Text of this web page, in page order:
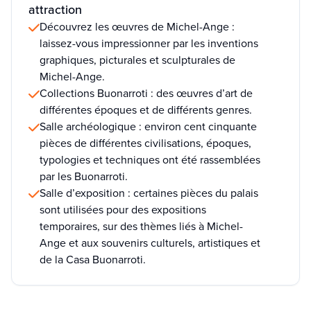
attraction
Découvrez les œuvres de Michel-Ange :
laissez-vous impressionner par les inventions
graphiques, picturales et sculpturales de
Michel-Ange.
Collections Buonarroti : des œuvres d’art de
différentes époques et de différents genres.
Salle archéologique : environ cent cinquante
pièces de différentes civilisations, époques,
typologies et techniques ont été rassemblées
par les Buonarroti.
Salle d’exposition : certaines pièces du palais
sont utilisées pour des expositions
temporaires, sur des thèmes liés à Michel-
Ange et aux souvenirs culturels, artistiques et
de la Casa Buonarroti.